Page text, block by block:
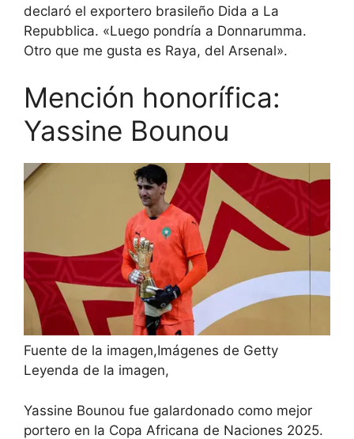
declaró el exportero brasileño Dida a La
Repubblica. «Luego pondría a Donnarumma.
Otro que me gusta es Raya, del Arsenal».
Mención honorífica:
Yassine Bounou
Fuente de la imagen,Imágenes de Getty
Leyenda de la imagen,
Yassine Bounou fue galardonado como mejor
portero en la Copa Africana de Naciones 2025.